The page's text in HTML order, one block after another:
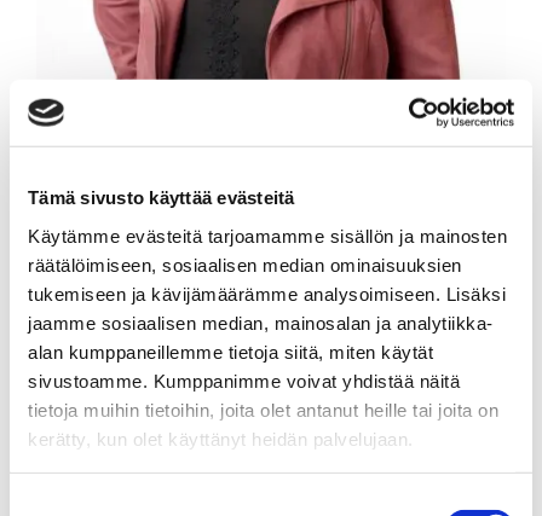
Tämä sivusto käyttää evästeitä
Käytämme evästeitä tarjoamamme sisällön ja mainosten
räätälöimiseen, sosiaalisen median ominaisuuksien
tukemiseen ja kävijämäärämme analysoimiseen. Lisäksi
jaamme sosiaalisen median, mainosalan ja analytiikka-
alan kumppaneillemme tietoja siitä, miten käytät
sivustoamme. Kumppanimme voivat yhdistää näitä
tietoja muihin tietoihin, joita olet antanut heille tai joita on
kerätty, kun olet käyttänyt heidän palvelujaan.
ULLA AITTONIEMI
Myyntineuvottelija
Sp-Koti Kouvola | Kodikkain Oy
+358 40 680 8515